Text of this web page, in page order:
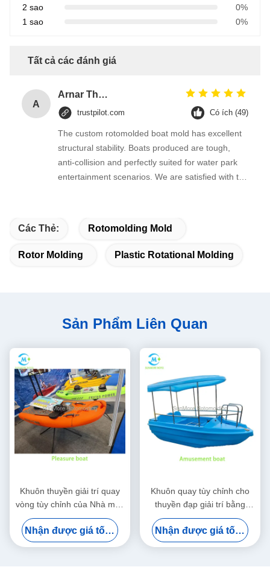
2 sao
0%
1 sao
0%
Tất cả các đánh giá
A
Arnar Thorsteinsson
trustpilot.com Có ích (49)
The custom rotomolded boat mold has excellent
structural stability. Boats produced are tough,
anti-collision and perfectly suited for water park
entertainment scenarios. We are satisfied with the
Các Thẻ: Rotomolding Mold
Rotor Molding Plastic Rotational Molding
Sản Phẩm Liên Quan
Khuôn thuyền giải trí quay
vòng tùy chỉnh của Nhà máy
SUNMORE cho công viên
nước & sử dụng giải trí
Nhận được giá tốt nhất
Khuôn quay tùy chỉnh cho
thuyền đạp giải trí bằng
nhựa & tàu công viên nước
Nhận được giá tốt nhất